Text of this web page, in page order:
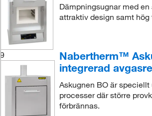
Dämpningsugnar med
attraktiv design samt
9
Nabertherm™
integrerad
Askugnen BO är
processer där större
förbrännas.